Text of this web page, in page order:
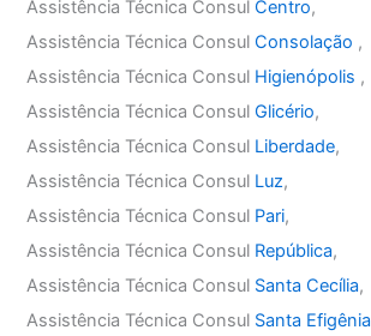
Assistência Técnica ConsulCentro,
Assistência Técnica ConsulConsolação ,
Assistência Técnica Consul Higienópolis ,
Assistência Técnica ConsulGlicério,
Assistência Técnica Consul Liberdade,
Assistência Técnica Consul Luz,
Assistência Técnica Consul Pari,
Assistência Técnica Consul República,
Assistência Técnica Consul Santa Cecília,
Assistência Técnica Consul Santa Efigênia